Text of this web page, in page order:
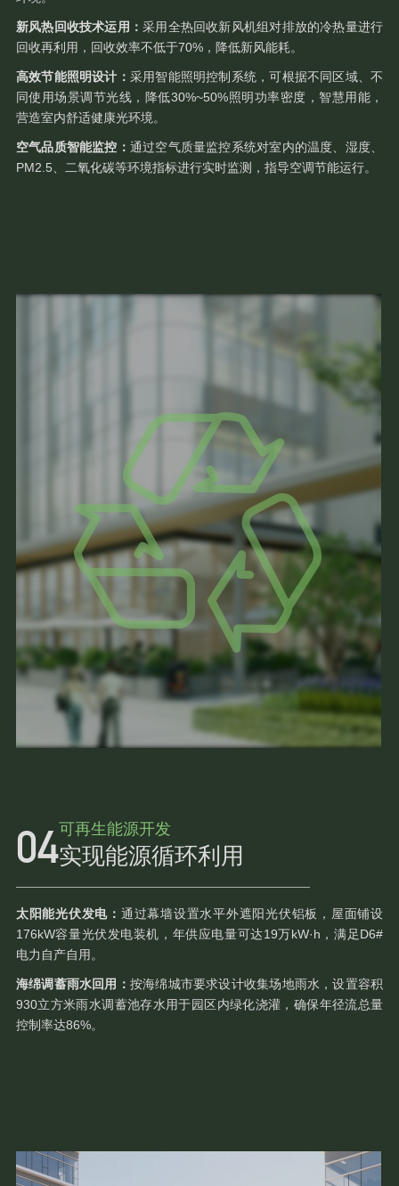
新风热回收技术运用：采用全热回收新风机组对排放的冷热量进行
回收再利用，回收效率不低于70%，降低新风能耗。
高效节能照明设计： 采用智能照明控制系统，可根据不同区域、不
同使用场景调节光线，降低30%~50%照明功率密度，智慧用能，
营造室内舒适健康光环境。
空气品质智能监控： 通过空气质量监控系统对室内的温度、湿度、
PM2.5、二氧化碳等环境指标进行实时监测，指导空调节能运行。
可再生能源开发
实现能源循环利用
太阳能光伏发电： 通过幕墙设置水平外遮阳光伏铝板，屋面铺设
176kW容量光伏发电装机，年供应电量可达19万kW·h，满足D6#
电力自产自用。
海绵调蓄雨水回用： 按海绵城市要求设计收集场地雨水，设置容积
930立方米雨水调蓄池存水用于园区内绿化浇灌，确保年径流总量
控制率达86%。